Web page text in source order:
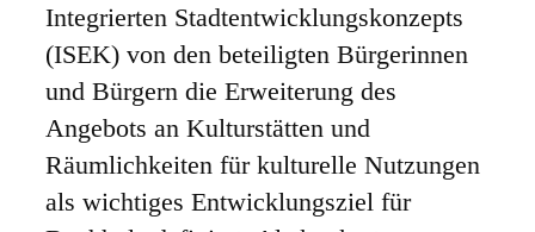
Integrierten Stadtentwicklungskonzepts
(ISEK) von den beteiligten Bürgerinnen
und Bürgern die Erweiterung des
Angebots an Kulturstätten und
Räumlichkeiten für kulturelle Nutzungen
als wichtiges Entwicklungsziel für